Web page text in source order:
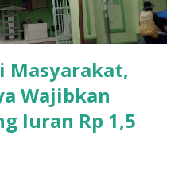
Masyarakat,
Wajibkan
Iuran Rp 1,5